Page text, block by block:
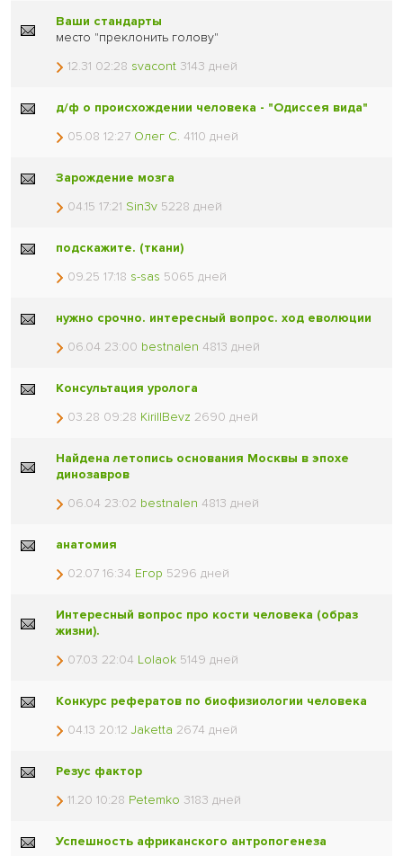
Ваши стандарты
место "преклонить голову"
12.31 02:28 svacont 3143 дней
д/ф о происхождении человека - "Одиссея вида"
05.08 12:27 Олег С. 4110 дней
Зарождение мозга
04.15 17:21 Sin3v 5228 дней
подскажите. (ткани)
09.25 17:18 s-sas 5065 дней
нужно срочно. интересный вопрос. ход еволюции
06.04 23:00 bestnalen 4813 дней
Консультация уролога
03.28 09:28 KirillBevz 2690 дней
Найдена летопись основания Москвы в эпохе
динозавров
06.04 23:02 bestnalen 4813 дней
анатомия
02.07 16:34 Егор 5296 дней
Интересный вопрос про кости человека (образ
жизни).
07.03 22:04 Lolaok 5149 дней
Конкурс рефератов по биофизиологии человека
04.13 20:12 Jaketta 2674 дней
Резус фактор
11.20 10:28 Petemko 3183 дней
Успешность африканского антропогенеза